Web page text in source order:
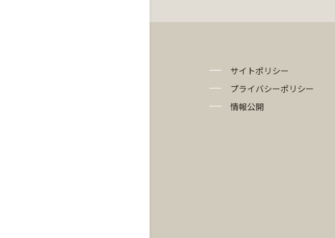
サイトポリシー
プライバシーポリシー
情報公開